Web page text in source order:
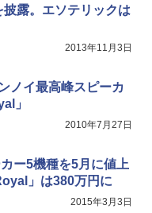
露。エソテリックは
2013年11月3日
ノイ最高峰スピーカ
」
2010年7月27日
ー5機種を5月に値上
」は380万円に
2015年3月3日